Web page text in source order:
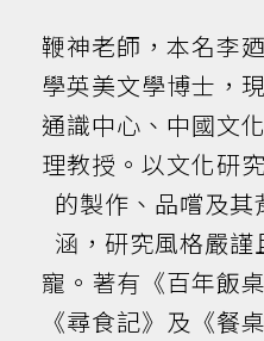
鞭神老師，本名李
學英美文學博士，
通識中心、中國文
理教授。以文化研
的製作、品嚐及
涵，研究風格嚴
寵。著有《百年飯
《尋食記》及《餐